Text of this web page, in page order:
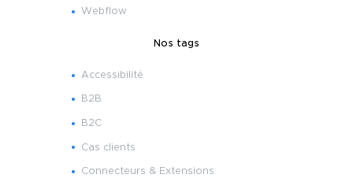
Webflow
Nos tags
Accessibilité
B2B
B2C
Cas clients
Connecteurs & Extensions